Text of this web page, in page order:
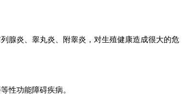
腺炎、睾丸炎、附睾炎，对生殖健康造成很大的危
性功能障碍疾病。